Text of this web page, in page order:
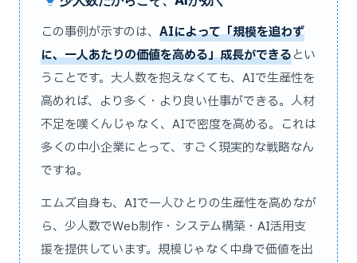
この事例が示すのは、 AIによって「規模を追わず
に、一人あたりの価値を高める」成長ができるとい
うことです。大人数を抱えなくても、AIで生産性を
高めれば、より多く・より良い仕事ができる。人材
不足を嘆くんじゃなく、AIで密度を高める。これは
多くの中小企業にとって、すごく現実的な戦略なん
ですね。
エムズ自身も、AIで一人ひとりの生産性を高めなが
ら、少人数でWeb制作・システム構築・AI活用支
援を提供しています。規模じゃなく中身で価値を出